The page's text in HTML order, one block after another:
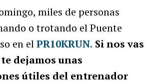
miles de personas
o trotando el Puente
en elPR10KRUN. Si nos vas
dejamos unas
útiles del entrenador